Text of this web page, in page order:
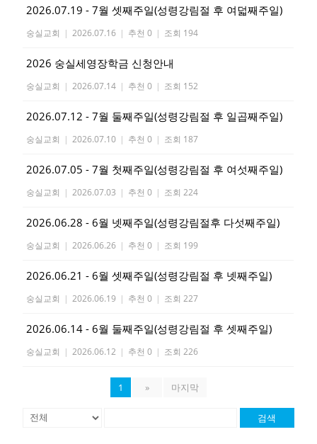
2026.07.19 - 7월 셋째주일(성령강림절 후 여덟째주일)
숭실교회 | 2026.07.16 | 추천 0 | 조회 194
2026 숭실세영장학금 신청안내
숭실교회 | 2026.07.14 | 추천 0 | 조회 152
2026.07.12 - 7월 둘째주일(성령강림절 후 일곱째주일)
숭실교회 | 2026.07.10 | 추천 0 | 조회 187
2026.07.05 - 7월 첫째주일(성령강림절 후 여섯째주일)
숭실교회 | 2026.07.03 | 추천 0 | 조회 224
2026.06.28 - 6월 넷째주일(성령강림절후 다섯째주일)
숭실교회 | 2026.06.26 | 추천 0 | 조회 199
2026.06.21 - 6월 셋째주일(성령강림절 후 넷째주일)
숭실교회 | 2026.06.19 | 추천 0 | 조회 227
2026.06.14 - 6월 둘째주일(성령강림절 후 셋째주일)
숭실교회 | 2026.06.12 | 추천 0 | 조회 226
1 » 마지막
검색